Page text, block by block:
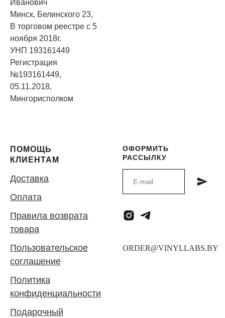
Иванович
Минск, Белинского 23,
В торговом реестре с 5
ноября 2018г.
УНП 193161449
Регистрация
№193161449,
05.11.2018,
Мингорисполком
ПОМОЩЬ
КЛИЕНТАМ
Доставка
Оплата
Правила возврата
товара
Пользовательское
соглашение
Политика
конфиденциальности
Подарочный
ОФОРМИТЬ
РАССЫЛКУ